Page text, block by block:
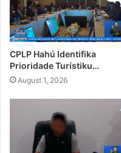
CPLP Hahú Identifika
Prioridade Turístiku…
August 1, 2026